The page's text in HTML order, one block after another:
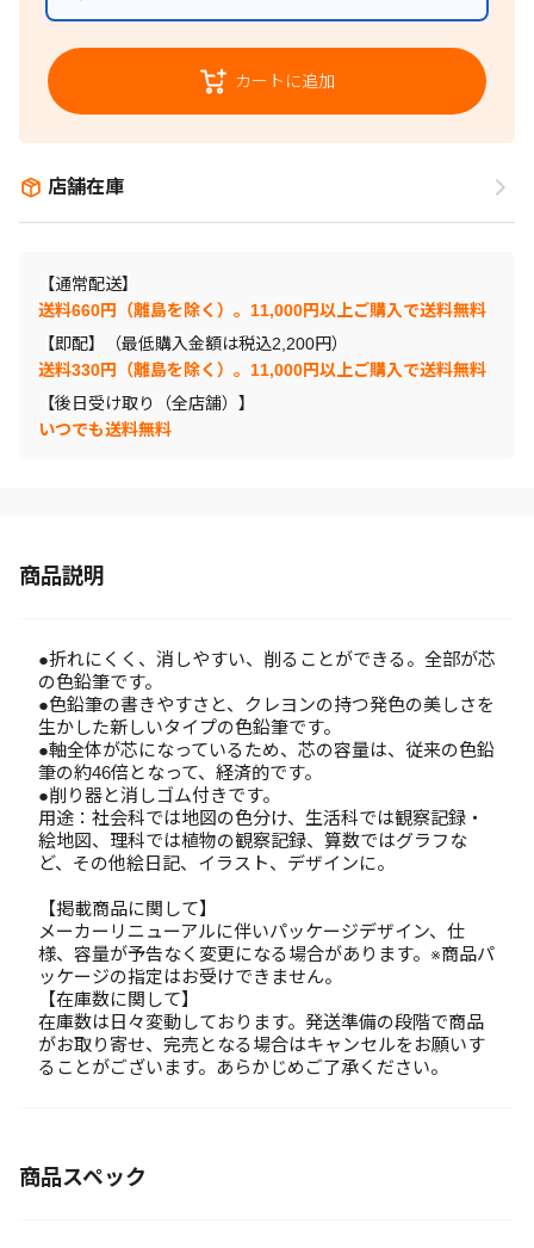
カートに追加
店舗在庫
【通常配送】
送料660円（離島を除く）。11,000円以上ご購入で送料無料
【即配】（最低購入金額は税込2,200円）
送料330円（離島を除く）。11,000円以上ご購入で送料無料
【後日受け取り（全店舗）】
いつでも送料無料
商品説明
●折れにくく、消しやすい、削ることができる。全部が芯
の色鉛筆です。
●色鉛筆の書きやすさと、クレヨンの持つ発色の美しさを
生かした新しいタイプの色鉛筆です。
●軸全体が芯になっているため、芯の容量は、従来の色鉛
筆の約46倍となって、経済的です。
●削り器と消しゴム付きです。
用途：社会科では地図の色分け、生活科では観察記録・
絵地図、理科では植物の観察記録、算数ではグラフな
ど、その他絵日記、イラスト、デザインに。
【掲載商品に関して】
メーカーリニューアルに伴いパッケージデザイン、仕
様、容量が予告なく変更になる場合があります。※商品パ
ッケージの指定はお受けできません。
【在庫数に関して】
在庫数は日々変動しております。発送準備の段階で商品
がお取り寄せ、完売となる場合はキャンセルをお願いす
ることがございます。あらかじめご了承ください。
商品スペック